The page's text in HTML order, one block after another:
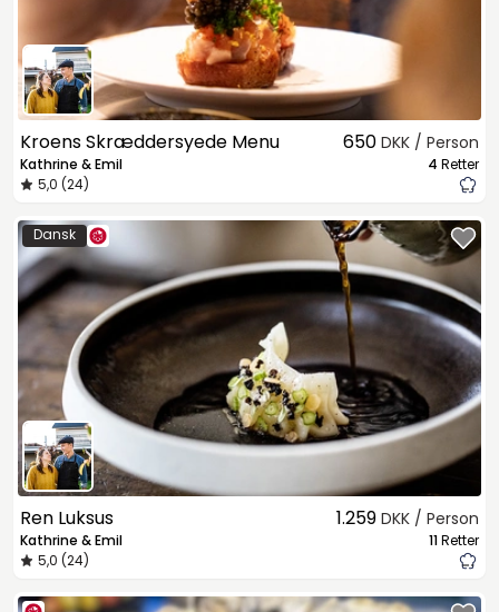
Kroens Skræddersyede Menu
Kathrine & Emil
5,0 (24)
650 DKK / Person
4 Retter
Dansk
Ren Luksus
Kathrine & Emil
5,0 (24)
1.259 DKK / Person
11Retter